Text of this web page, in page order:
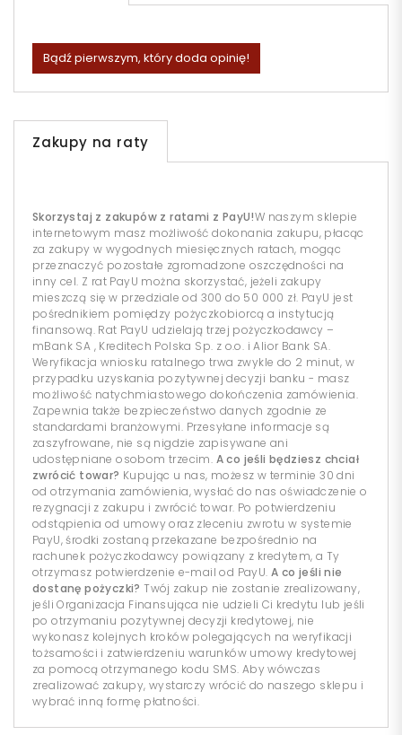
Bądź pierwszym, który doda opinię!
Zakupy na raty
Skorzystaj z zakupów z ratami z PayU!W naszym sklepie
internetowym masz możliwość dokonania zakupu, płacąc
za zakupy w wygodnych miesięcznych ratach, mogąc
przeznaczyć pozostałe zgromadzone oszczędności na
inny cel. Z rat PayU można skorzystać, jeżeli zakupy
mieszczą się w przedziale od 300 do 50 000 zł. PayU jest
pośrednikiem pomiędzy pożyczkobiorcą a instytucją
finansową. Rat PayU udzielają trzej pożyczkodawcy –
mBank SA , Kreditech Polska Sp. z o.o. i Alior Bank SA.
Weryfikacja wniosku ratalnego trwa zwykle do 2 minut, w
przypadku uzyskania pozytywnej decyzji banku - masz
możliwość natychmiastowego dokończenia zamówienia.
Zapewnia także bezpieczeństwo danych zgodnie ze
standardami branżowymi. Przesyłane informacje są
zaszyfrowane, nie są nigdzie zapisywane ani
udostępniane osobom trzecim. A co jeśli będziesz chciał
zwrócić towar? Kupując u nas, możesz w terminie 30 dni
od otrzymania zamówienia, wysłać do nas oświadczenie o
rezygnacji z zakupu i zwrócić towar. Po potwierdzeniu
odstąpienia od umowy oraz zleceniu zwrotu w systemie
PayU, środki zostaną przekazane bezpośrednio na
rachunek pożyczkodawcy powiązany z kredytem, a Ty
otrzymasz potwierdzenie e-mail od PayU. A co jeśli nie
dostanę pożyczki? Twój zakup nie zostanie zrealizowany,
jeśli Organizacja Finansująca nie udzieli Ci kredytu lub jeśli
po otrzymaniu pozytywnej decyzji kredytowej, nie
wykonasz kolejnych kroków polegających na weryfikacji
tożsamości i zatwierdzeniu warunków umowy kredytowej
za pomocą otrzymanego kodu SMS. Aby wówczas
zrealizować zakupy, wystarczy wrócić do naszego sklepu i
wybrać inną formę płatności.